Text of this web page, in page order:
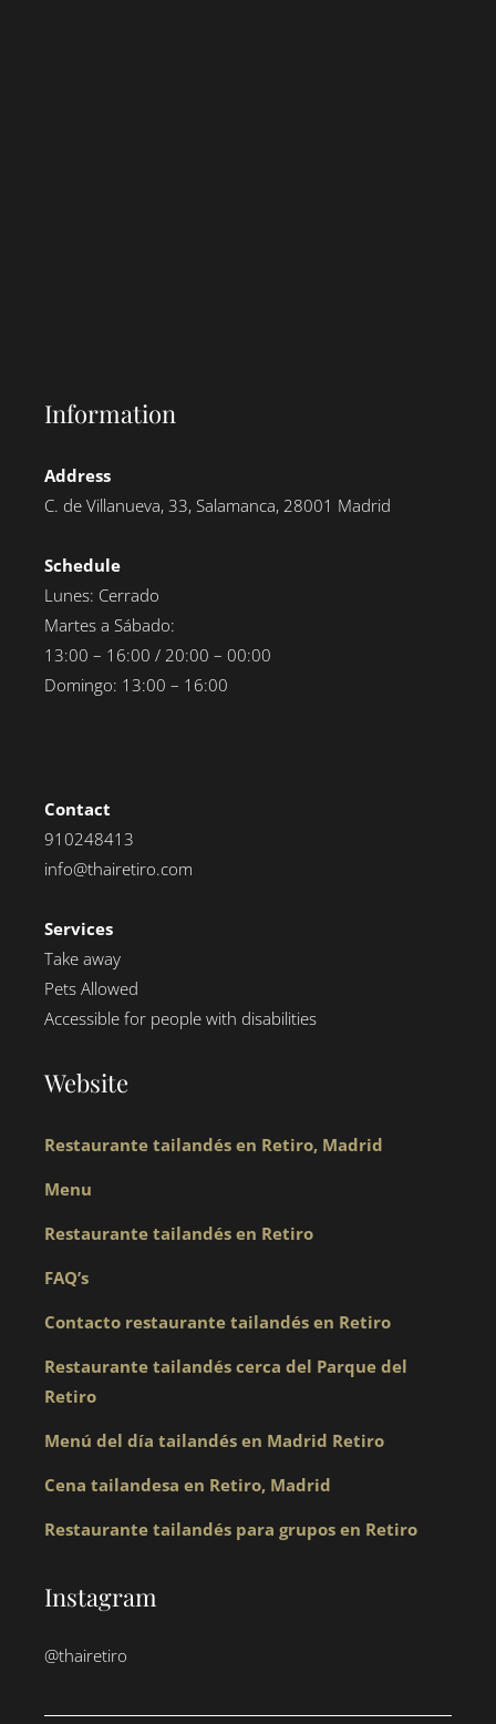
Information
Address
C. de Villanueva, 33, Salamanca, 28001 Madrid
Schedule
Lunes: Cerrado
Martes a Sábado:
13:00 – 16:00 / 20:00 – 00:00
Domingo: 13:00 – 16:00
Contact
910248413
info@thairetiro.com
Services
Take away
Pets Allowed
Accessible for people with disabilities
Website
Restaurante tailandés en Retiro, Madrid
Menu
Restaurante tailandés en Retiro
FAQ’s
Contacto restaurante tailandés en Retiro
Restaurante tailandés cerca del Parque del
Retiro
Menú del día tailandés en Madrid Retiro
Cena tailandesa en Retiro, Madrid
Restaurante tailandés para grupos en Retiro
Instagram
@thairetiro